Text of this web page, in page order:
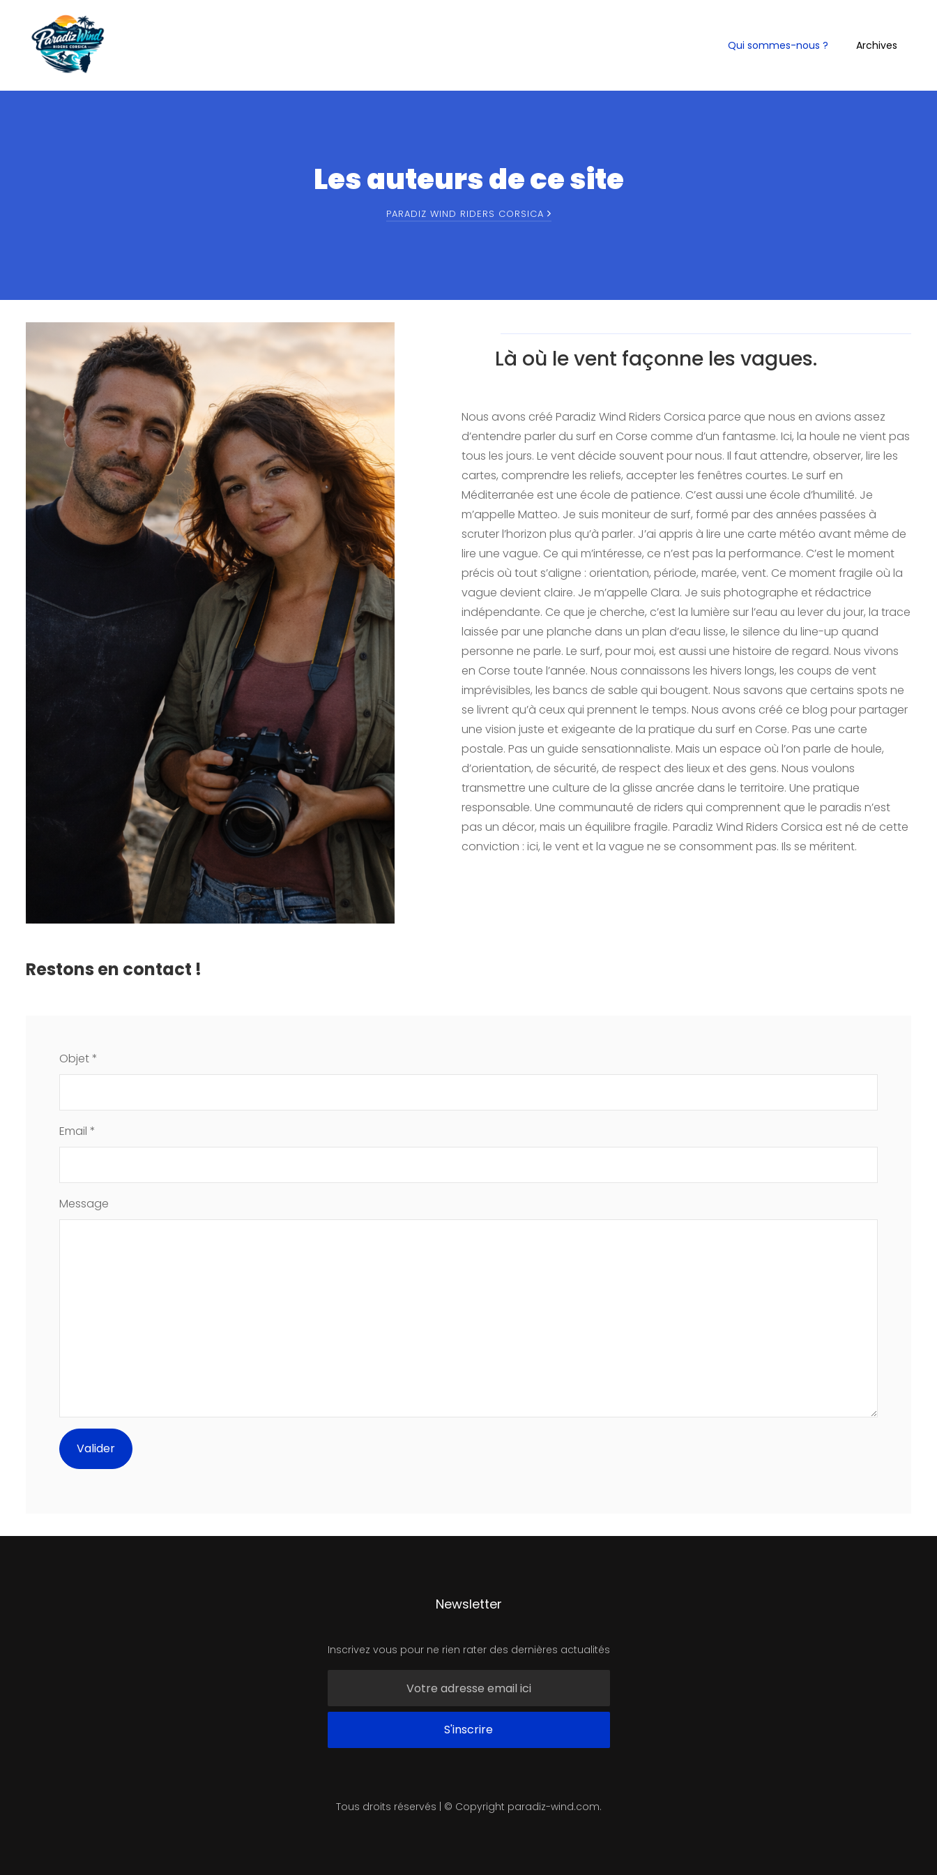
Qui sommes-nous ? Archives
Les auteurs de ce site
PARADIZ WIND RIDERS CORSICA
Là où le vent façonne les vagues.
Nous avons créé Paradiz Wind Riders Corsica parce que nous en avions assez
d’entendre parler du surf en Corse comme d’un fantasme. Ici, la houle ne vient pas
tous les jours. Le vent décide souvent pour nous. Il faut attendre, observer, lire les
cartes, comprendre les reliefs, accepter les fenêtres courtes. Le surf en
Méditerranée est une école de patience. C’est aussi une école d’humilité. Je
m’appelle Matteo. Je suis moniteur de surf, formé par des années passées à
scruter l’horizon plus qu’à parler. J’ai appris à lire une carte météo avant même de
lire une vague. Ce qui m’intéresse, ce n’est pas la performance. C’est le moment
précis où tout s’aligne : orientation, période, marée, vent. Ce moment fragile où la
vague devient claire. Je m’appelle Clara. Je suis photographe et rédactrice
indépendante. Ce que je cherche, c’est la lumière sur l’eau au lever du jour, la trace
laissée par une planche dans un plan d’eau lisse, le silence du line-up quand
personne ne parle. Le surf, pour moi, est aussi une histoire de regard. Nous vivons
en Corse toute l’année. Nous connaissons les hivers longs, les coups de vent
imprévisibles, les bancs de sable qui bougent. Nous savons que certains spots ne
se livrent qu’à ceux qui prennent le temps. Nous avons créé ce blog pour partager
une vision juste et exigeante de la pratique du surf en Corse. Pas une carte
postale. Pas un guide sensationnaliste. Mais un espace où l’on parle de houle,
d’orientation, de sécurité, de respect des lieux et des gens. Nous voulons
transmettre une culture de la glisse ancrée dans le territoire. Une pratique
responsable. Une communauté de riders qui comprennent que le paradis n’est
pas un décor, mais un équilibre fragile. Paradiz Wind Riders Corsica est né de cette
conviction : ici, le vent et la vague ne se consomment pas. Ils se méritent.
Restons en contact !
Objet *
Email *
Message
Newsletter
Inscrivez vous pour ne rien rater des dernières actualités
Tous droits réservés | © Copyright paradiz-wind.com.